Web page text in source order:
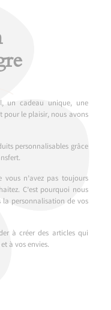
un cadeau unique, une
le plaisir, nous avons
personnalisables grâce
vous n’avez pas toujours
C’est pourquoi nous
personnalisation de vos
à créer des articles qui
à vos envies.